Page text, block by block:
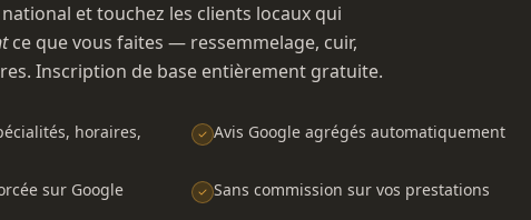
et touchez les clients locaux qui
ce que vous faites — ressemmelage, cuir,
Inscription de base entièrement gratuite.
horaires,
Avis Google agrégés automatiquement
sur Google Sans commission sur vos prestations